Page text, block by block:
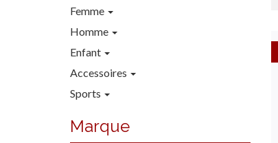
Femme
Homme
Enfant
Accessoires
Sports
Marque